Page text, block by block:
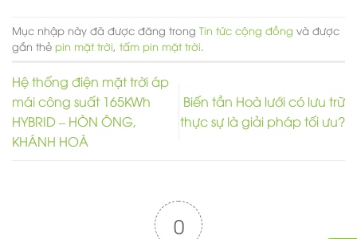
Mục nhập này đã được đăng trong Tin tức cộng đồng và được
gắn thẻ pin mặt trời, tấm pin mặt trời.
Hệ thống điện mặt trời áp
mái công suất 165KWh
HYBRID – HÒN ÔNG,
KHÁNH HOÀ
Biến tần Hoà lưới có lưu trữ
thực sự là giải pháp tối ưu?
0